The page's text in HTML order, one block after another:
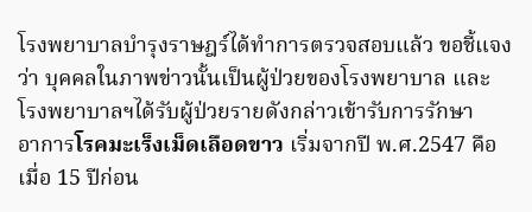
โรงพยาบาลบำรุงราษฎร์ได้ทำการตรวจสอบแล้ว ขอชี้แจง
ว่า บุคคลในภาพข่าวนั้นเป็นผู้ป่วยของโรงพยาบาล และ
โรงพยาบาลฯได้รับผู้ป่วยรายดังกล่าวเข้ารับการรักษา
อาการโรคมะเร็งเม็ดเลือดขาว เริ่มจากปี พ.ศ.2547 คือ
เมื่อ 15 ปีก่อน